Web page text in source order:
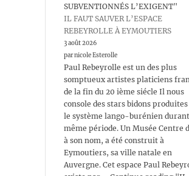
SUBVENTIONNÉS L’EXIGENT"
IL FAUT SAUVER L’ESPACE
REBEYROLLE À EYMOUTIERS
3 août 2026
par nicole Esterolle
Paul Rebeyrolle est un des plus
somptueux artistes platiciens
de la fin du 20 ième siécle Il nous
console des stars bidons
le système lango-burénien
même période. Un Musée Centre
à son nom, a été construit à
Eymoutiers, sa ville natale en
Auvergne. Cet espace Paul